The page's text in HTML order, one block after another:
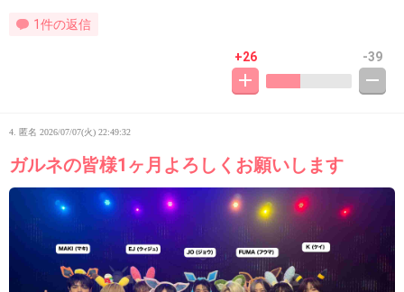
1件の返信
+26 -39
4. 匿名 2026/07/07(火) 22:49:32
ガルネの皆様1ヶ月よろしくお願いします